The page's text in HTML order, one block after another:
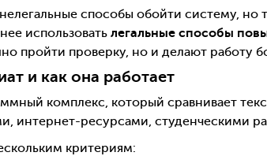
способы обойти систему, но
использовать легальные способы
пройти проверку, но и делают работу
и как она работает
комплекс, который сравнивает
интернет-ресурсами, студенческими
критериям: